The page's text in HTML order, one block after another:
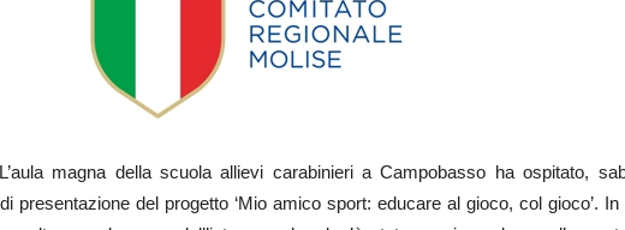
magna della scuola allievi carabinieri a Campobasso ha ospitato,
presentazione del progetto ‘Mio amico sport: educare al gioco, col gioco’. In